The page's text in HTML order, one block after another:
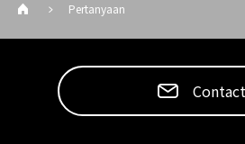
Pertanyaan
Contact